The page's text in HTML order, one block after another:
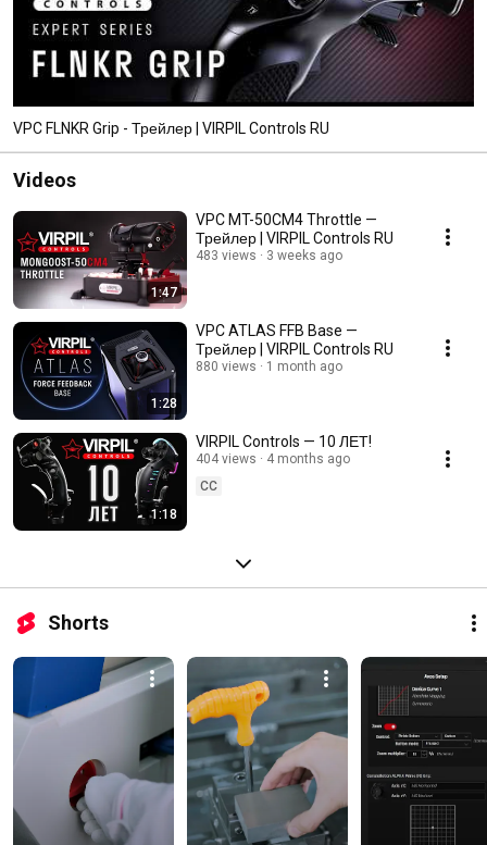
VPC FLNKR Grip - Трейлер | VIRPIL Controls RU
Videos
1:47
VPC MT-50CM4 Throttle —
Трейлер | VIRPIL Controls RU
483 views 3 weeks ago
1:28
VPC ATLAS FFB Base —
Трейлер | VIRPIL Controls RU
880 views 1 month ago
1:18
VIRPIL Controls — 10 ЛЕТ!
404 views
4 months ago
CC
Shorts